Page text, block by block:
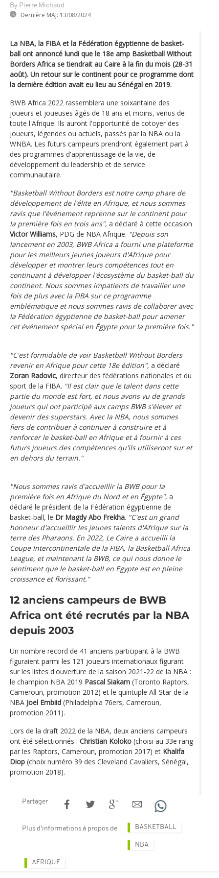
By Pierre Michaud
Dernière MAJ: 13/08/2024
La NBA, la FIBA et la Fédération égyptienne de basket-
ball ont annoncé lundi que le 18e amp Basketball Without
Borders Africa se tiendrait au Caire à la fin du mois (28-31
août). Un retour sur le continent pour ce programme dont
la dernière édition avait eu lieu au Sénégal en 2019.
BWB Africa 2022 rassemblera une soixantaine des
joueurs et joueuses âgés de 18 ans et moins, venus de
toute l'Afrique. Ils auront l'opportunité de cotoyer des
joueurs, légendes ou actuels, passés par la NBA ou la
WNBA. Les futurs campeurs prendront également part à
des programmes d'apprentissage de la vie, de
développement du leadership et de service
communautaire.
"Basketball Without Borders est notre camp phare de
développement de l'élite en Afrique, et nous sommes
ravis que l'événement reprenne sur le continent pour
la première fois en trois ans", a déclaré à cette occasion
Victor Williams, PDG de NBA Afrique. "Depuis son
lancement en 2003, BWB Africa a fourni une plateforme
pour les meilleurs jeunes joueurs d'Afrique pour
développer et montrer leurs compétences tout en
continuant à développer l'écosystème du basket-ball du
continent. Nous sommes impatients de travailler une
fois de plus avec la FIBA sur ce programme
emblématique et nous sommes ravis de collaborer avec
la Fédération égyptienne de basket-ball pour amener
cet événement spécial en Égypte pour la première fois."
"C'est formidable de voir Basketball Without Borders
revenir en Afrique pour cette 18e édition", a déclaré
Zoran Radovic, directeur des fédérations nationales et du
sport de la FIBA. "Il est clair que le talent dans cette
partie du monde est fort, et nous avons vu de grands
joueurs qui ont participé aux camps BWB s'élever et
devenir des superstars. Avec la NBA, nous sommes
fiers de contribuer à continuer à construire et à
renforcer le basket-ball en Afrique et à fournir à ces
futurs joueurs des compétences qu'ils utiliseront sur et
en dehors du terrain."
"Nous sommes ravis d'accueillir la BWB pour la
première fois en Afrique du Nord et en Égypte", a
déclaré le président de la Fédération égyptienne de
basket-ball, le Dr Magdy Abo Frekha. "C'est un grand
honneur d'accueillir les jeunes talents d'Afrique sur la
terre des Pharaons. En 2022, Le Caire a accueilli la
Coupe Intercontinentale de la FIBA, la Basketball Africa
League, et maintenant la BWB, ce qui nous donne le
sentiment que le basket-ball en Egypte est en pleine
croissance et florissant."
12 anciens campeurs de BWB
Africa ont été recrutés par la NBA
depuis 2003
Un nombre record de 41 anciens participant à la BWB
figuraient parmi les 121 joueurs internationaux figurant
sur les listes d'ouverture de la saison 2021-22 de la NBA :
le champion NBA 2019 Pascal Siakam (Toronto Raptors,
Cameroun, promotion 2012) et le quintuple All-Star de la
NBA Joel Embiid (Philadelphia 76ers, Cameroun,
promotion 2011).
Lors de la draft 2022 de la NBA, deux anciens campeurs
ont été sélectionnés : Christian Koloko (choisi au 33e rang
par les Raptors, Cameroun, promotion 2017) et Khalifa
Diop (choix numéro 39 des Cleveland Cavaliers, Sénégal,
promotion 2018).
Partager
Plus d'informations à propos de BASKETBALL
NBA
AFRIQUE